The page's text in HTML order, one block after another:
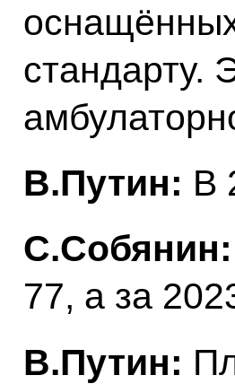
стандарту.
В.Путин: В
С.Собянин:
77, а за
В.Путин: